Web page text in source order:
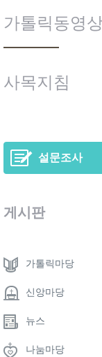
가톨릭동영
사목지침
설문조사
게시판
가톨릭마당
신앙마당
뉴스
나눔마당